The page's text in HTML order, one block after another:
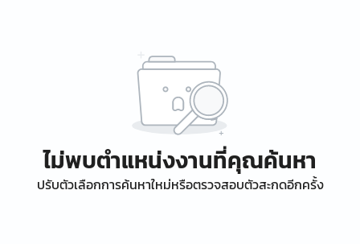
ไม่พบตำแหน่งงานที่คุณค้นหา
ปรับตัวเลือกการค้นหาใหม่หรือตรวจสอบตัวสะกดอีกครั้ง